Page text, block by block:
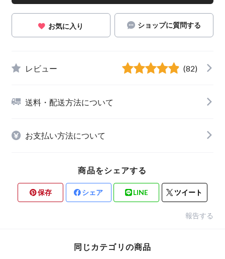
お気に入り ショップに質問する
レビュー (82)
送料・配送方法について
お支払い方法について
商品をシェアする
保存 シェア LINE ツイート
報告する
同じカテゴリの商品